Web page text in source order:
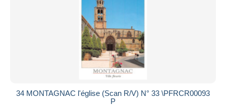
34 MONTAGNAC l'église (Scan R/V) N° 33 \PFRCR00093
P